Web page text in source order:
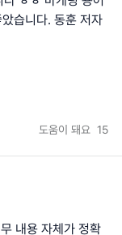
습니다. 동훈 저자
도움이 돼요 15
내용 자체가 정확